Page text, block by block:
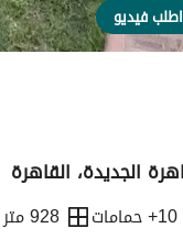
اطلب فيديو
الجديدة، القاهرة
10+ حمامات 928 متر مربع